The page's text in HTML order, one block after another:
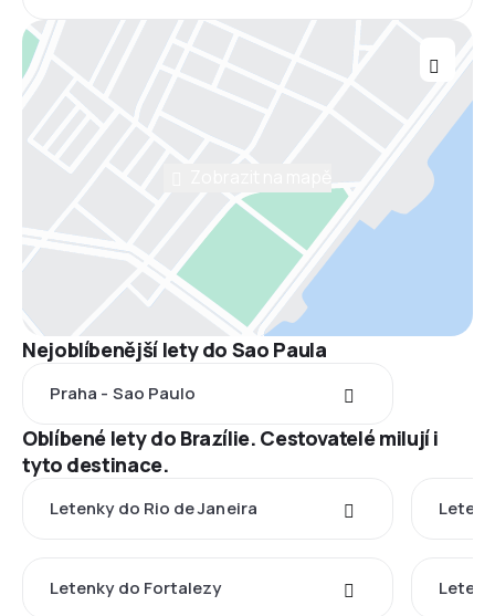
Nejoblíbenější lety do Sao Paula
Praha - Sao Paulo
Oblíbené lety do Brazílie. Cestovatelé milují i
tyto destinace.
Letenky do Rio de Janeira
Letenky do Fortalezy